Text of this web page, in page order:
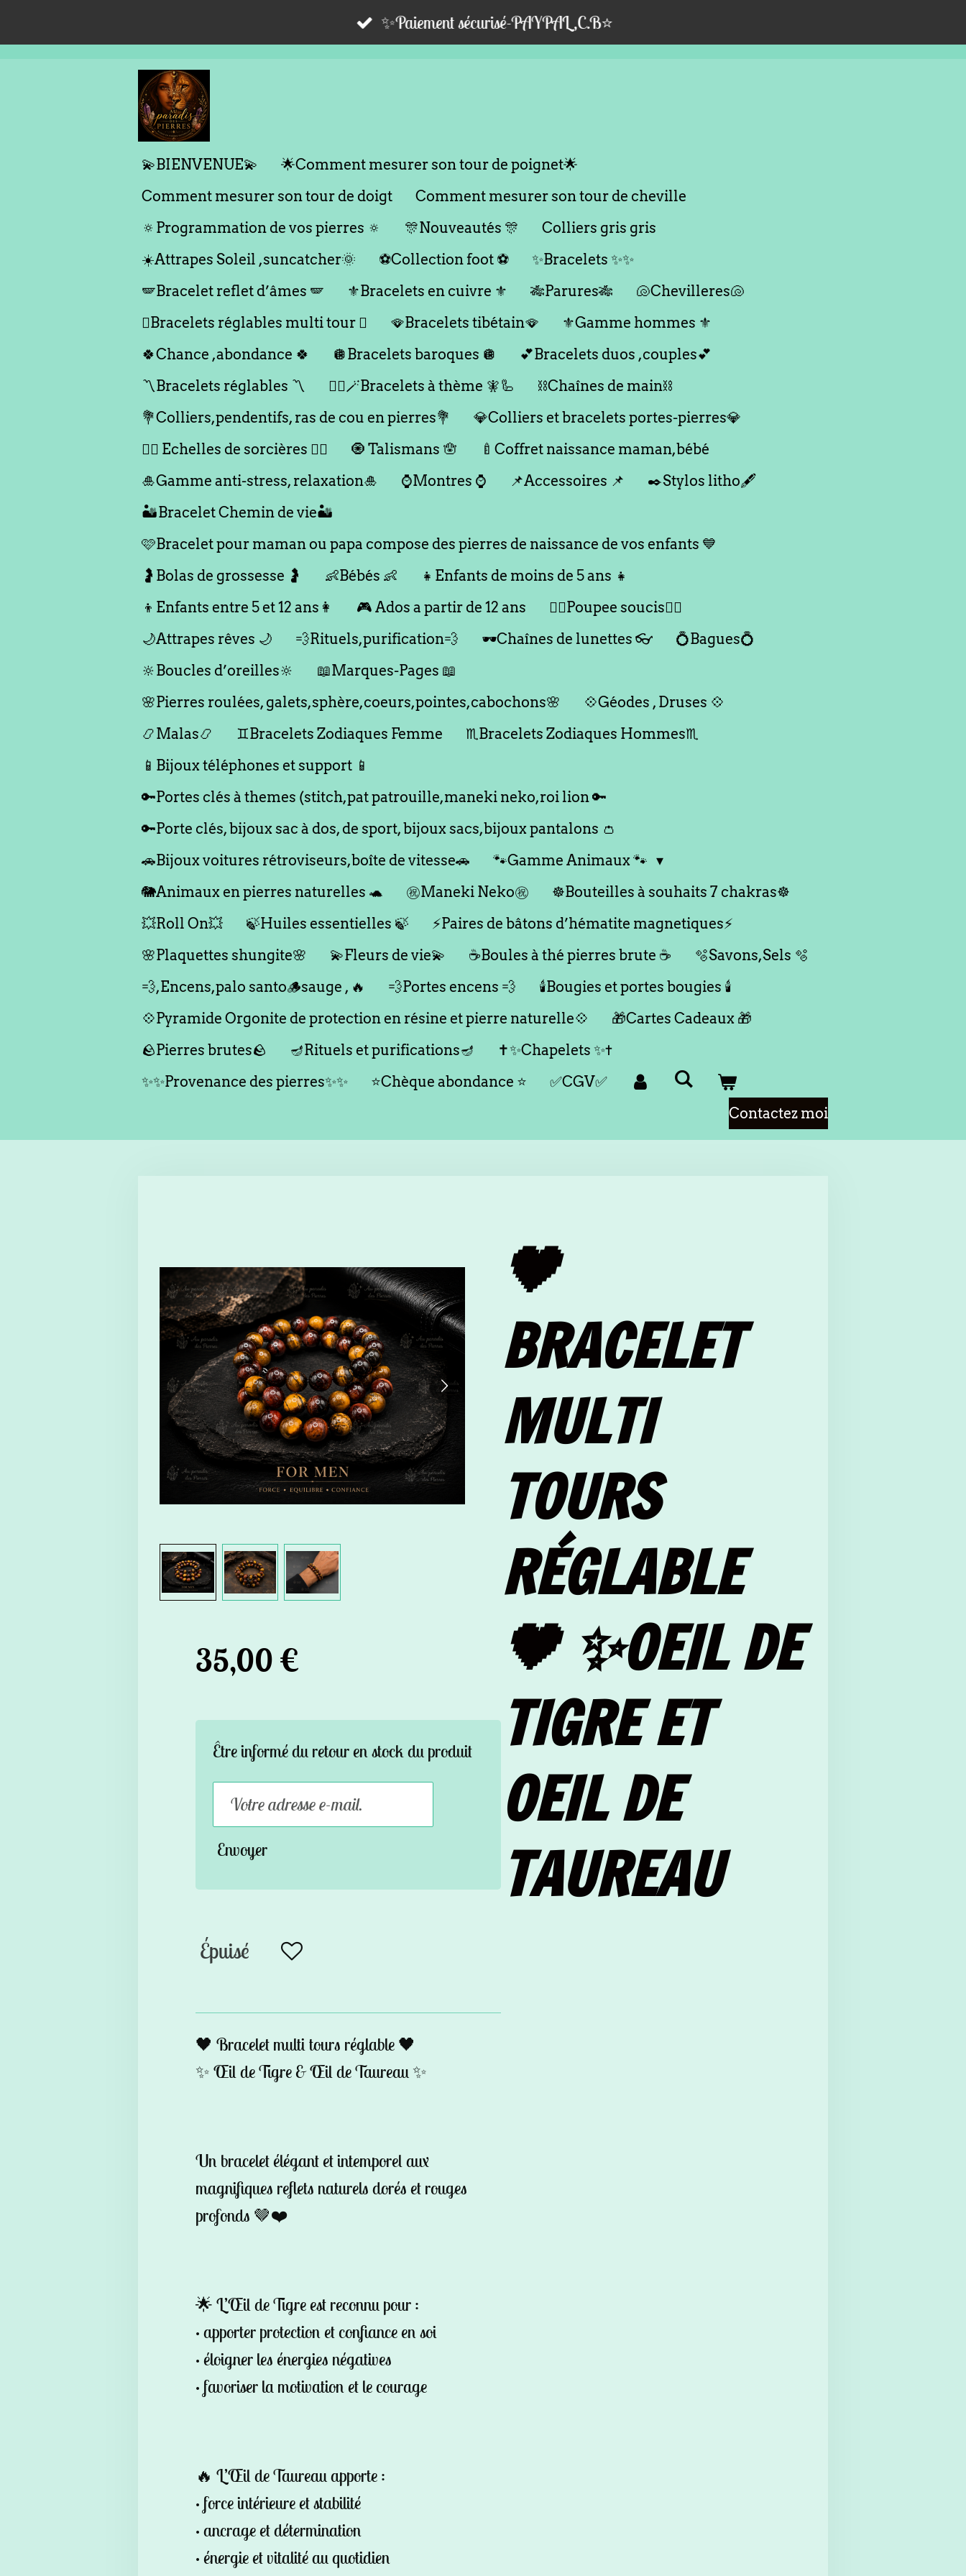
au
✨Paiement sécurisé-PAYPAL,C.B⭐️
💫BIENVENUE💫
🌟Comment mesurer son tour de poignet🌟
Comment mesurer son tour de doigt
Comment mesurer son tour de cheville
🔅Programmation de vos pierres 🔅
🎊Nouveautés 🎊
Colliers gris gris
☀️Attrapes Soleil ,suncatcher🌞
⚽️Collection foot ⚽️
✨Bracelets ✨✨
🪽Bracelet reflet d’âmes 🪽
⚜️Bracelets en cuivre ⚜️ 🎋Parures🎋
🐚Chevilleres🐚
🪎Bracelets réglables multi tour 🪎
🪭Bracelets tibétain🪭
⚜️Gamme hommes ⚜️
🍀Chance ,abondance 🍀
🪩Bracelets baroques 🪩
💕Bracelets duos ,couples💕
〽️Bracelets réglables 〽️
🧞‍♂️🪄Bracelets à thème 🧚🦾
⛓️Chaînes de main⛓️
💐Colliers,pendentifs, ras de cou en pierres💐
💎Colliers et bracelets portes-pierres💎
🧙‍♀️ Echelles de sorcières 🧙‍♀️
🧿 Talismans 🪬
🍼Coffret naissance maman,bébé
🎍Gamme anti-stress, relaxation🎍
⌚️Montres ⌚️ 📌Accessoires 📌
✒️Stylos litho🖋️
🏜️Bracelet Chemin de vie🏜️
🩷Bracelet pour maman ou papa compose des pierres de naissance de vos enfants 💙
🤰Bolas de grossesse 🤰
👶Bébés 👶
👧Enfants de moins de 5 ans 👧
👦Enfants entre 5 et 12 ans👩
🎮 Ados a partir de 12 ans
🙇‍♂️Poupee soucis🙇‍♀️
🌙Attrapes rêves 🌙
💨Rituels,purification💨 🕶️Chaînes de lunettes 👓
💍Bagues💍
🔆Boucles d’oreilles🔆
📖Marques-Pages 📖
🌸Pierres roulées, galets,sphère,coeurs,pointes,cabochons🌸
💠Géodes , Druses 💠
📿Malas📿
♊️Bracelets Zodiaques Femme
♏️Bracelets Zodiaques Hommes♏️
📱Bijoux téléphones et support 📱
🔑Portes clés à themes (stitch,pat patrouille,maneki neko,roi lion 🔑
🔑Porte clés, bijoux sac à dos, de sport, bijoux sacs,bijoux pantalons 👛
🚗Bijoux voitures rétroviseurs,boîte de vitesse🚗
🐾Gamme Animaux 🐾
🐘Animaux en pierres naturelles 🐢
㊗️Maneki Neko㊗️
☸️Bouteilles à souhaits 7 chakras☸️
💥Roll On💥
🍃Huiles essentielles 🍃
⚡️Paires de bâtons d’hématite magnetiques⚡️
🌸Plaquettes shungite🌸
💫Fleurs de vie💫 ☕️Boules à thé pierres brute ☕️
🫧Savons,Sels 🫧
💨,Encens,palo santo🪵sauge , 🔥
💨Portes encens 💨
🕯️Bougies et portes bougies 🕯️
💠Pyramide Orgonite de protection en résine et pierre naturelle💠
🎁Cartes Cadeaux 🎁
🪨Pierres brutes🪨
🪔Rituels et purifications🪔
✝️✨Chapelets ✨✝️
✨✨Provenance des pierres✨✨
⭐️Chèque abondance ⭐️
✅CGV✅
Contactez moi
🖤
BRACELET
MULTI
TOURS
RÉGLABLE
🖤 ✨OEIL DE
TIGRE ET
OEIL DE
TAUREAU
35,00 €
Être informé du retour en stock du produit
Envoyer
Épuisé
🖤 Bracelet multi tours réglable 🖤
✨ Œil de Tigre & Œil de Taureau ✨
Un bracelet élégant et intemporel aux
magnifiques reflets naturels dorés et rouges
profonds 🤎❤️
🌟 L’Œil de Tigre est reconnu pour :
• apporter protection et confiance en soi
• éloigner les énergies négatives
• favoriser la motivation et le courage
🔥 L’Œil de Taureau apporte :
• force intérieure et stabilité
• ancrage et détermination
• énergie et vitalité au quotidien